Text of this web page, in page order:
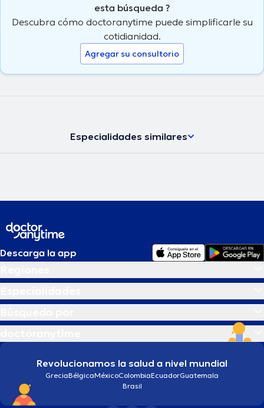
esta búsqueda ?
Descubra cómo doctoranytime puede simplificarle su
cotidianidad.
Agregar su consultorio
Especialidades similares
Descarga la app
Revolucionamos la salud a nivel mundial
GreciaBélgicaMéxicoColombiaEcuadorGuatemala
Brasil